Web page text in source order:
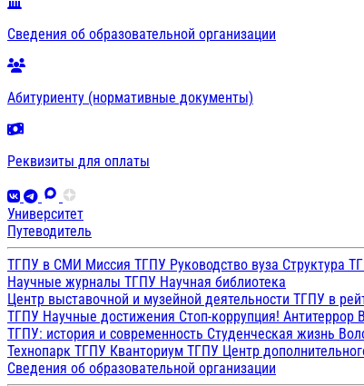
Сведения об образовательной организации
Абитуриенту (нормативные документы)
Реквизиты для оплаты
Университет
Путеводитель
ТГПУ в СМИ Миссия ТГПУ Руководство вуза Структура
Научные журналы ТГПУ Научная библиотека
Центр выставочной и музейной деятельности ТГПУ в
ТГПУ Научные достижения Стоп-коррупция! Антитеррор
ТГПУ: история и современность Студенческая жизнь
Технопарк ТГПУ Кванториум ТГПУ Центр
Сведения об образовательной организации